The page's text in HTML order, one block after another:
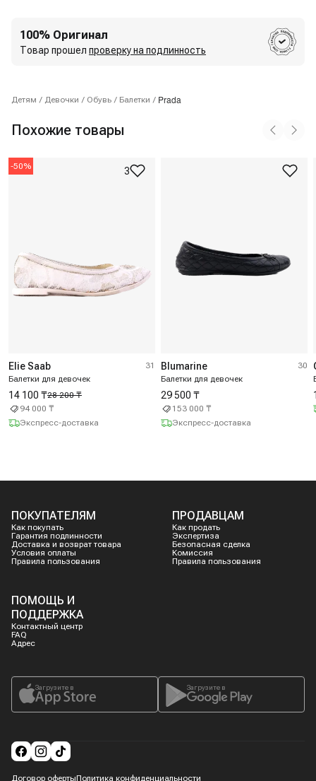
100% Оригинал
Товар прошел проверку на подлинность
Детям / Девочки / Обувь / Балетки / Prada
Похожие товары
-50% 3
Elie Saab
Балетки для девочек
31
28 200 ₸
14 100 ₸
94 000 ₸
Экспресс-доставка
Blumarine
Балетки для девочек
30
29 500 ₸
153 000 ₸
Экспресс-доставка
ПОКУПАТЕЛЯМ
Как покупать
Гарантия подлинности
Доставка и возврат товара
Условия оплаты
Правила пользования
ПРОДАВЦАМ
Как продать
Экспертиза
Безопасная сделка
Комиссия
Правила пользования
ПОМОЩЬ И
ПОДДЕРЖКА
Контактный центр
FAQ
Адрес
Загрузите в Загрузите в
Договор офертыПолитика конфиденциальности